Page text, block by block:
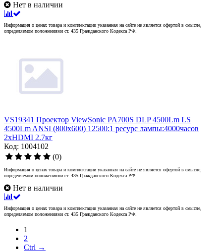
Нет в наличии
Информация о ценах товара и комплектации указанная на сайте не является офертой в смысле,
определяемом положениями ст. 435 Гражданского Кодекса РФ.
VS19341 Проектор ViewSonic PA700S DLP 4500Lm LS
4500Lm ANSI (800x600) 12500:1 ресурс лампы:4000часов
2xHDMI 2.7кг
Код: 1004102
(0)
Информация о ценах товара и комплектации указанная на сайте не является офертой в смысле,
определяемом положениями ст. 435 Гражданского Кодекса РФ.
Нет в наличии
Информация о ценах товара и комплектации указанная на сайте не является офертой в смысле,
определяемом положениями ст. 435 Гражданского Кодекса РФ.
1
2
Ctrl →